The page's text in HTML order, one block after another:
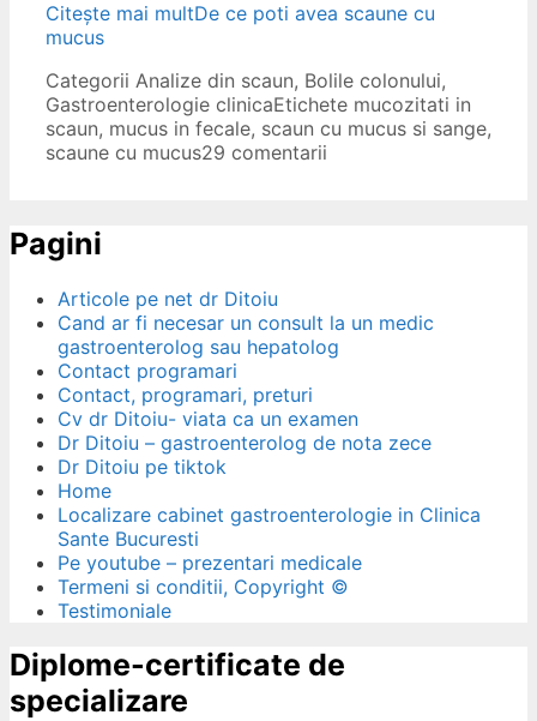
Citește mai multDe ce poti avea scaune cu
mucus
Categorii Analize din scaun, Bolile colonului,
Gastroenterologie clinicaEtichete mucozitati in
scaun, mucus in fecale, scaun cu mucus si sange,
scaune cu mucus29 comentarii
Pagini
Articole pe net dr Ditoiu
Cand ar fi necesar un consult la un medic
gastroenterolog sau hepatolog
Contact programari
Contact, programari, preturi
Cv dr Ditoiu- viata ca un examen
Dr Ditoiu – gastroenterolog de nota zece
Dr Ditoiu pe tiktok
Home
Localizare cabinet gastroenterologie in Clinica
Sante Bucuresti
Pe youtube – prezentari medicale
Termeni si conditii, Copyright ©
Testimoniale
Diplome-certificate de
specializare